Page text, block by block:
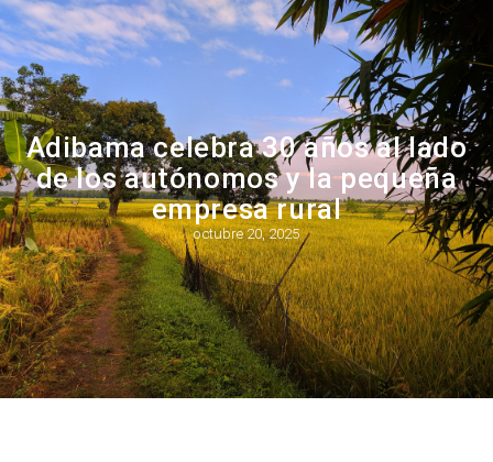
Adibama celebra 30 años al lado
de los autónomos y la pequeña
empresa rural
octubre 20, 2025